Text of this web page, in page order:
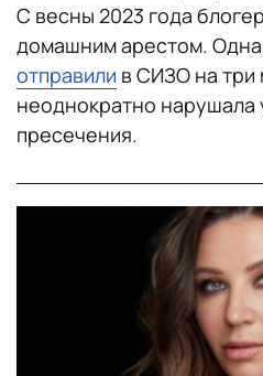
С весны 2023 года блогер
домашним арестом.
отправили в СИЗО на три
неоднократно нарушала
пресечения.